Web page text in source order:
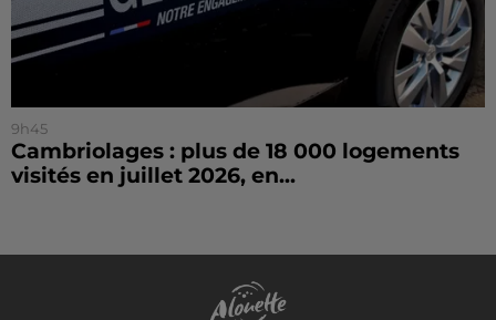
9h45
Cambriolages : plus de 18 000 logements
visités en juillet 2026, en...